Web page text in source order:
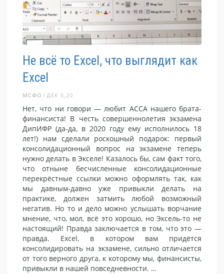
Не всё то Excel, что выглядит как
Excel
ДЕК 6,20
МСФО
Нет, что ни говори — любит АССА нашего брата-
финансиста! В честь совершеннолетия экзамена
ДипИФР (да-да, в 2020 году ему исполнилось 18
лет!) нам сделали роскошный подарок: первый
консолидационный вопрос на экзамене теперь
нужно делать в Экселе! Казалось бы, сам факт того,
что отныне бесчисленные консолидационные
перекрёстные ссылки можно оформлять так, как
мы давным-давно уже привыкли делать на
практике, должен затмить любой возможный
негатив. Но то и дело можно услышать ворчание
мнение, что, мол, всё это хорошо, но Эксель-то не
настоящий! Правда заключается в том, что это —
правда. Excel, в котором вам придётся
консолидировать на экзамене, сильно отличается
от того верного друга, к которому мы, финансисты,
привыкли в нашей повседневности. …